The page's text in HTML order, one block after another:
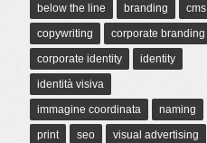
below the line
branding
cms
copywriting
corporate branding
corporate identity
identity
identità visiva
immagine coordinata
naming
print
seo
visual advertising